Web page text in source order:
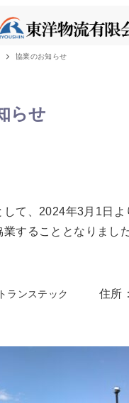
協業のお知らせ
らせ
して、2024年3月1日
業することとなりまし
トランステック 住所